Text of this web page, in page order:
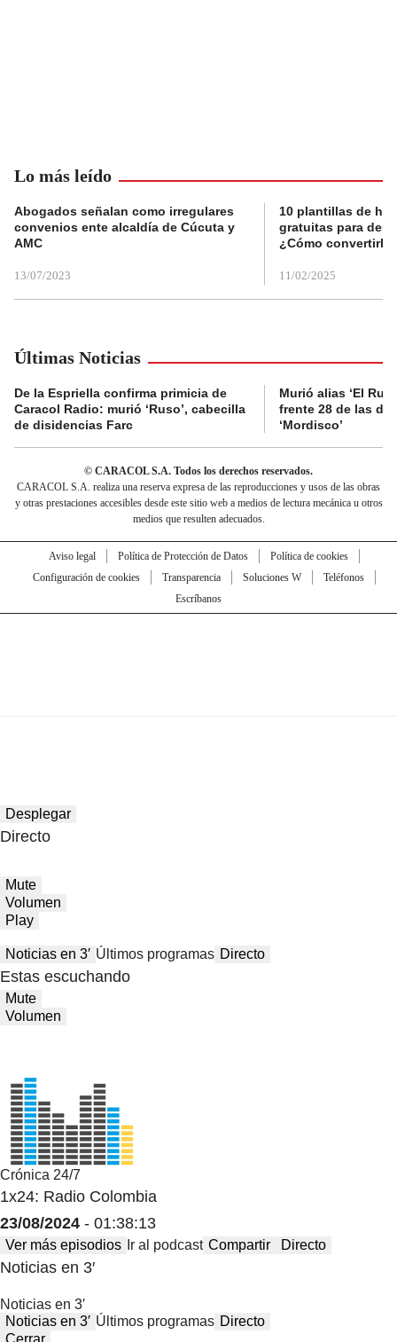
Lo más leído
Abogados señalan como irregulares
convenios ente alcaldía de Cúcuta y
AMC
13/07/2023
10 plantillas de
gratuitas para
¿Cómo convertirla
11/02/2025
Últimas Noticias
De la Espriella confirma primicia de
Caracol Radio: murió ‘Ruso’, cabecilla
de disidencias Farc
Murió alias ‘El
frente 28 de las
‘Mordisco’
© CARACOL S.A. Todos los derechos reservados.
CARACOL S.A. realiza una reserva expresa de las reproducciones y usos de las obras
y otras prestaciones accesibles desde este sitio web a medios de lectura mecánica u otros
medios que resulten adecuados.
Aviso legal Política de Protección de Datos
Política de cookies
Configuración de cookies
Transparencia Soluciones W
Teléfonos
Escríbanos
Desplegar
Directo
Mute
Volumen
Play
Noticias en 3′ Últimos programas Directo
Estas escuchando
Mute
Volumen
Crónica 24/7
1x24: Radio Colombia
23/08/2024 - 01:38:13
Ver más episodios Ir al podcast Compartir Directo
Noticias en 3′
Noticias en 3′
Noticias en 3′ Últimos programas Directo